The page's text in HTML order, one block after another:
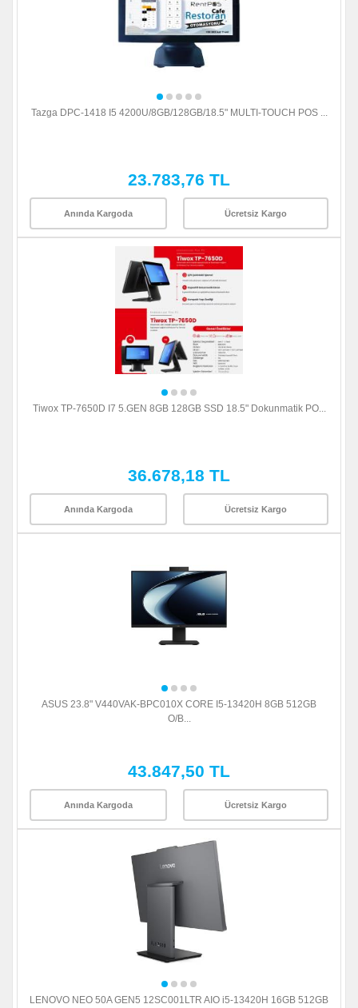
Tazga DPC-1418 I5 4200U/8GB/128GB/18.5" MULTI-TOUCH POS ...
23.783,76 TL
Anında Kargoda Ücretsiz Kargo
Tiwox TP-7650D I7 5.GEN 8GB 128GB SSD 18.5" Dokunmatik PO...
36.678,18 TL
Anında Kargoda Ücretsiz Kargo
ASUS 23.8" V440VAK-BPC010X CORE I5-13420H 8GB 512GB
O/B...
43.847,50 TL
Anında Kargoda Ücretsiz Kargo
LENOVO NEO 50A GEN5 12SC001LTR AIO i5-13420H 16GB 512GB